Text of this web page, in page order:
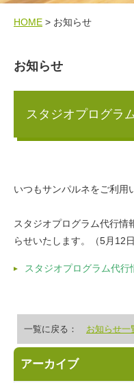
HOME > お知らせ
お知らせ
スタジオプログ
いつもサンパルネをご利用
スタジオプログラム代行情
らせいたします。（5月12日
スタジオプログラム代
一覧に戻る： お知らせ一
アーカイブ